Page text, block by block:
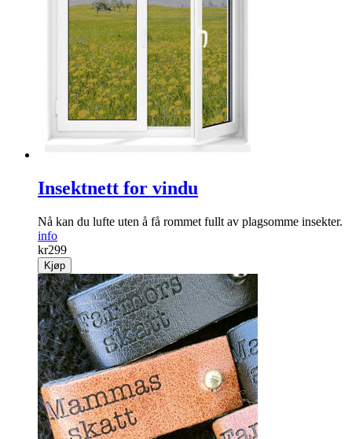
Insektnett for vindu
Nå kan du lufte uten å få rommet fullt av plagsomme insekter.
info
kr299
Kjøp